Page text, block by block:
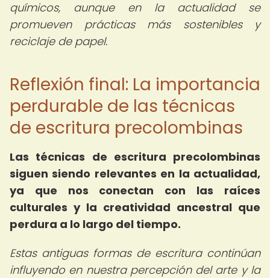
químicos, aunque en la actualidad se
promueven prácticas más sostenibles y
reciclaje de papel.
Reflexión final: La importancia
perdurable de las técnicas
de escritura precolombinas
Las técnicas de escritura precolombinas
siguen siendo relevantes en la actualidad,
ya que nos conectan con las raíces
culturales y la creatividad ancestral que
perdura a lo largo del tiempo.
Estas antiguas formas de escritura continúan
influyendo en nuestra percepción del arte y la